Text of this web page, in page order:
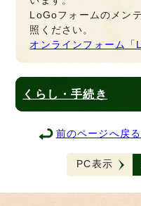
LoGoフォームのメン
照ください。
オンラインフォーム「
くらし・手続き
前のページへ戻る
PC表示